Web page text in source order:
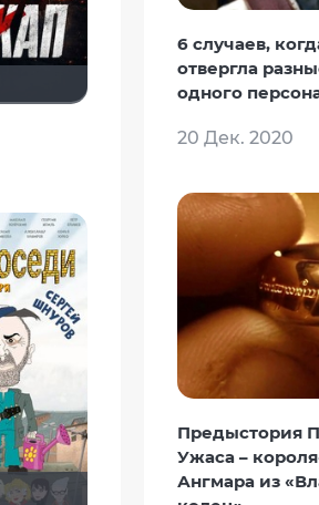
6 случаев,
отвергла
одного
20 Дек. 2020
Предыстория
Ужаса –
Ангмара из